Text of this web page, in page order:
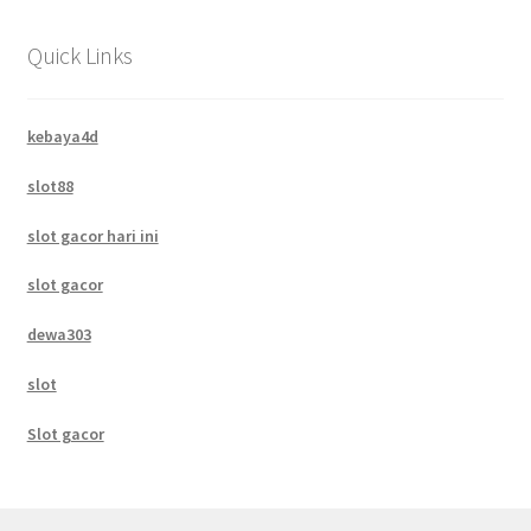
Quick Links
kebaya4d
slot88
slot gacor hari ini
slot gacor
dewa303
slot
Slot gacor